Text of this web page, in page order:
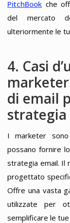
PitchBook che
del mercato
ulteriormente le
4. Casi
di email
strategia
I marketer
possano fornire
strategia email. Il
progettato
Offre una vasta
utilizzate per
semplificare le tue